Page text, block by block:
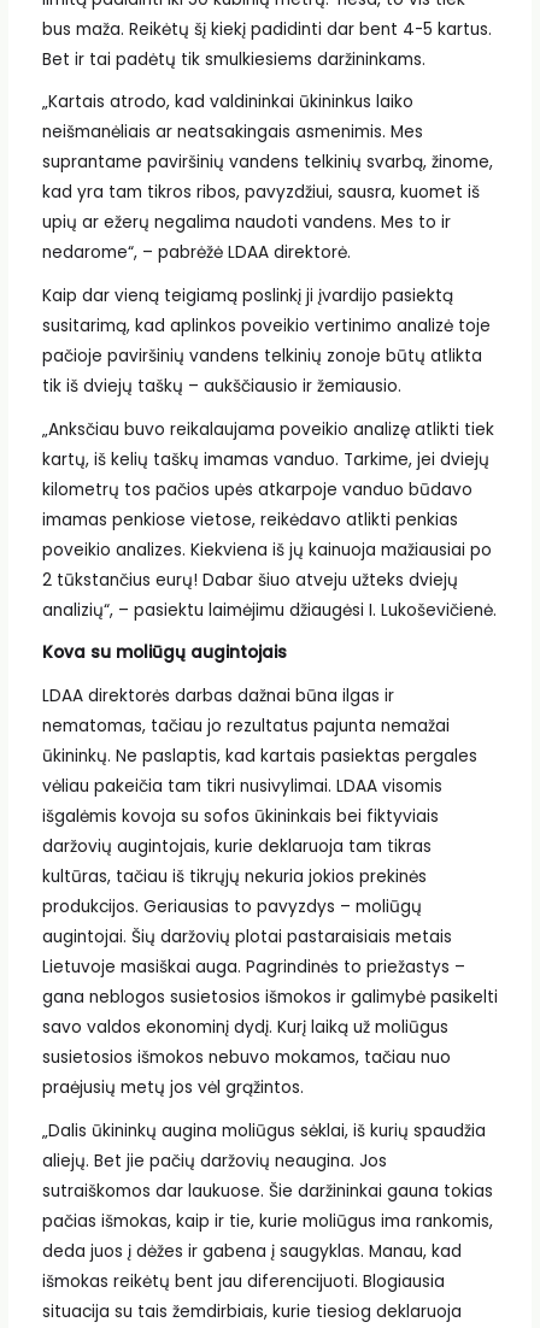
bus maža. Reikėtų šį kiekį padidinti dar bent 4-5 kartus.
Bet ir tai padėtų tik smulkiesiems daržininkams.
„Kartais atrodo, kad valdininkai ūkininkus laiko
neišmanėliais ar neatsakingais asmenimis. Mes
suprantame paviršinių vandens telkinių svarbą, žinome,
kad yra tam tikros ribos, pavyzdžiui, sausra, kuomet iš
upių ar ežerų negalima naudoti vandens. Mes to ir
nedarome“, – pabrėžė LDAA direktorė.
Kaip dar vieną teigiamą poslinkį ji įvardijo pasiektą
susitarimą, kad aplinkos poveikio vertinimo analizė toje
pačioje paviršinių vandens telkinių zonoje būtų atlikta
tik iš dviejų taškų – aukščiausio ir žemiausio.
„Anksčiau buvo reikalaujama poveikio analizę atlikti tiek
kartų, iš kelių taškų imamas vanduo. Tarkime, jei dviejų
kilometrų tos pačios upės atkarpoje vanduo būdavo
imamas penkiose vietose, reikėdavo atlikti penkias
poveikio analizes. Kiekviena iš jų kainuoja mažiausiai po
2 tūkstančius eurų! Dabar šiuo atveju užteks dviejų
analizių“, – pasiektu laimėjimu džiaugėsi I. Lukoševičienė.
Kova su moliūgų augintojais
LDAA direktorės darbas dažnai būna ilgas ir
nematomas, tačiau jo rezultatus pajunta nemažai
ūkininkų. Ne paslaptis, kad kartais pasiektas pergales
vėliau pakeičia tam tikri nusivylimai. LDAA visomis
išgalėmis kovoja su sofos ūkininkais bei fiktyviais
daržovių augintojais, kurie deklaruoja tam tikras
kultūras, tačiau iš tikrųjų nekuria jokios prekinės
produkcijos. Geriausias to pavyzdys – moliūgų
augintojai. Šių daržovių plotai pastaraisiais metais
Lietuvoje masiškai auga. Pagrindinės to priežastys –
gana neblogos susietosios išmokos ir galimybė pasikelti
savo valdos ekonominį dydį. Kurį laiką už moliūgus
susietosios išmokos nebuvo mokamos, tačiau nuo
praėjusių metų jos vėl grąžintos.
„Dalis ūkininkų augina moliūgus sėklai, iš kurių spaudžia
aliejų. Bet jie pačių daržovių neaugina. Jos
sutraiškomos dar laukuose. Šie daržininkai gauna tokias
pačias išmokas, kaip ir tie, kurie moliūgus ima rankomis,
deda juos į dėžes ir gabena į saugyklas. Manau, kad
išmokas reikėtų bent jau diferencijuoti. Blogiausia
situacija su tais žemdirbiais, kurie tiesiog deklaruoja